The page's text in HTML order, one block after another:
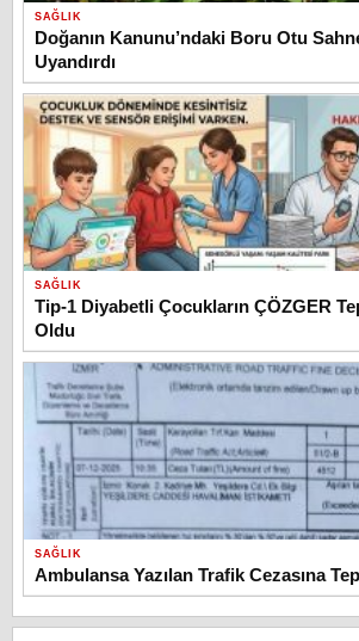
SAĞLIK
Doğanın Kanunu’ndaki Boru Otu
Uyandırdı
SAĞLIK
Tip-1 Diyabetli Çocukların ÇÖZGER
Oldu
SAĞLIK
Ambulansa Yazılan Trafik Cezasına